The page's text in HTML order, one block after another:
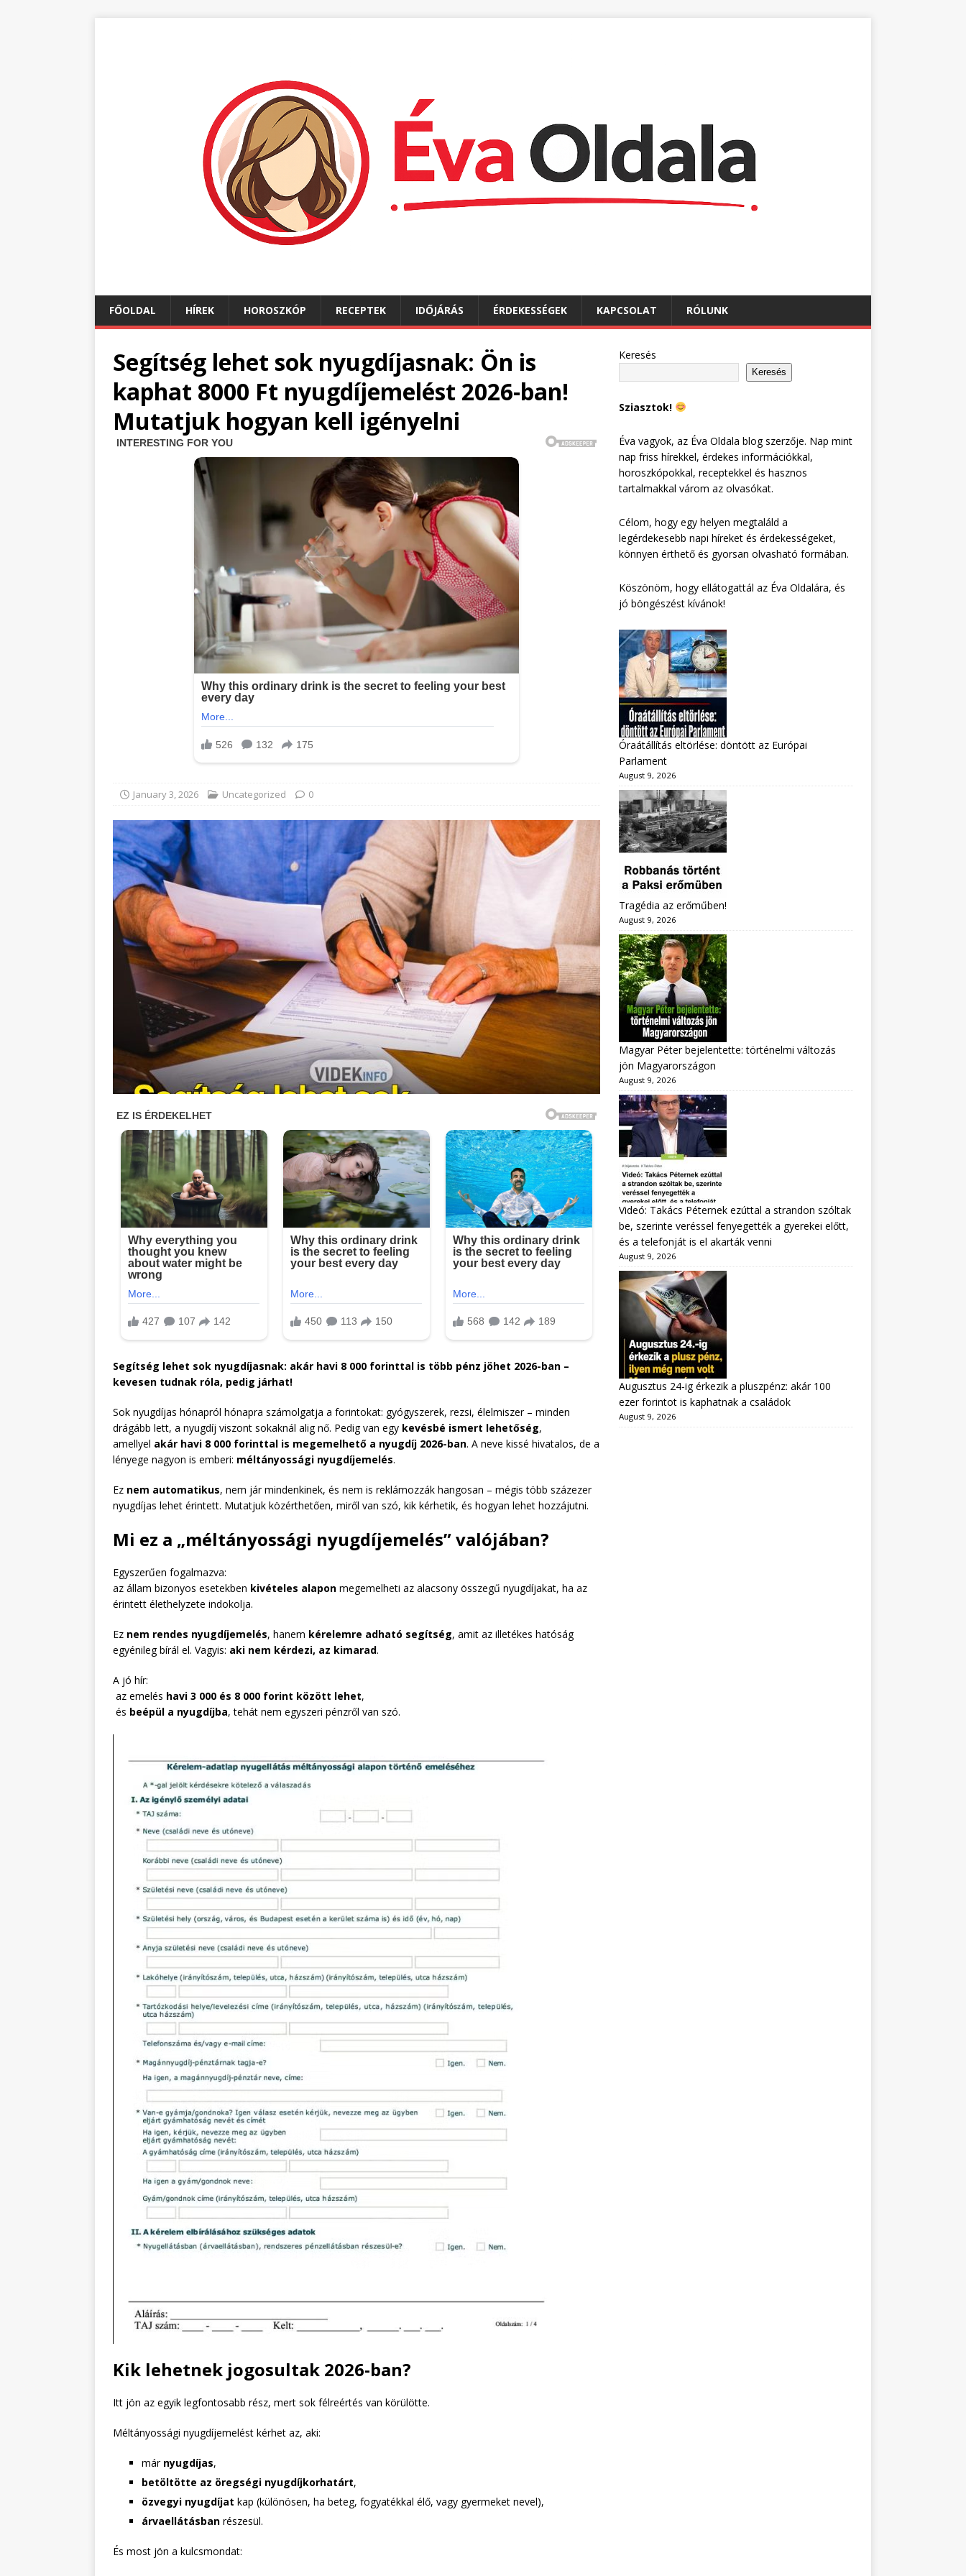
FŐOLDAL HÍREK HOROSZKÓP RECEPTEK IDŐJÁRÁS ÉRDEKESSÉGEK KAPCSOLAT RÓLUNK
Segítség lehet sok nyugdíjasnak: Ön is
kaphat 8000 Ft nyugdíjemelést 2026-ban!
Mutatjuk hogyan kell igényelni
January 3, 2026 Uncategorized 0
Segítség lehet sok nyugdíjasnak: akár havi 8 000 forinttal is több pénz jöhet 2026-ban –
kevesen tudnak róla, pedig járhat!
Sok nyugdíjas hónapról hónapra számolgatja a forintokat: gyógyszerek, rezsi, élelmiszer – minden
drágább lett, a nyugdíj viszont sokaknál alig nő. Pedig van egy kevésbé ismert lehetőség,
amellyel akár havi 8 000 forinttal is megemelhető a nyugdíj 2026-ban. A neve kissé hivatalos, de a
lényege nagyon is emberi: méltányossági nyugdíjemelés.
Ez nem automatikus, nem jár mindenkinek, és nem is reklámozzák hangosan – mégis több százezer
nyugdíjas lehet érintett. Mutatjuk közérthetően, miről van szó, kik kérhetik, és hogyan lehet hozzájutni.
Mi ez a „méltányossági nyugdíjemelés” valójában?
Egyszerűen fogalmazva:
az állam bizonyos esetekben kivételes alapon megemelheti az alacsony összegű nyugdíjakat, ha az
érintett élethelyzete indokolja.
Ez nem rendes nyugdíjemelés, hanem kérelemre adható segítség, amit az illetékes hatóság
egyénileg bírál el. Vagyis: aki nem kérdezi, az kimarad.
A jó hír:
az emelés havi 3 000 és 8 000 forint között lehet,
és beépül a nyugdíjba, tehát nem egyszeri pénzről van szó.
Kik lehetnek jogosultak 2026-ban?
Itt jön az egyik legfontosabb rész, mert sok félreértés van körülötte.
Méltányossági nyugdíjemelést kérhet az, aki:
már nyugdíjas,
betöltötte az öregségi nyugdíjkorhatárt,
özvegyi nyugdíjat kap (különösen, ha beteg, fogyatékkal élő, vagy gyermeket nevel),
árvaellátásban részesül.
És most jön a kulcsmondat:
Keresés
Keresés
Sziasztok!
Éva vagyok, az Éva Oldala blog szerzője. Nap mint
nap friss hírekkel, érdekes információkkal,
horoszkópokkal, receptekkel és hasznos
tartalmakkal várom az olvasókat.
Célom, hogy egy helyen megtaláld a
legérdekesebb napi híreket és érdekességeket,
könnyen érthető és gyorsan olvasható formában.
Köszönöm, hogy ellátogattál az Éva Oldalára, és
jó böngészést kívánok!
Óraátállítás eltörlése: döntött az Európai
Parlament
August 9, 2026
Tragédia az erőműben!
August 9, 2026
Magyar Péter bejelentette: történelmi változás
jön Magyarországon
August 9, 2026
Videó: Takács Péternek ezúttal a strandon szóltak
be, szerinte veréssel fenyegették a gyerekei előtt,
és a telefonját is el akarták venni
August 9, 2026
Augusztus 24-ig érkezik a pluszpénz: akár 100
ezer forintot is kaphatnak a családok
August 9, 2026